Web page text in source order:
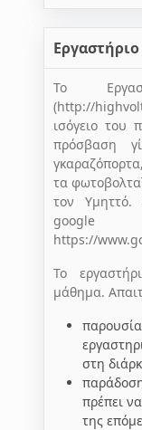
Εργαστήριο
Το
(http://
ισόγειο του
πρόσβαση
τα
τον Υμηττό.
https://
Το
μάθημα.
στη
πρέπει
της